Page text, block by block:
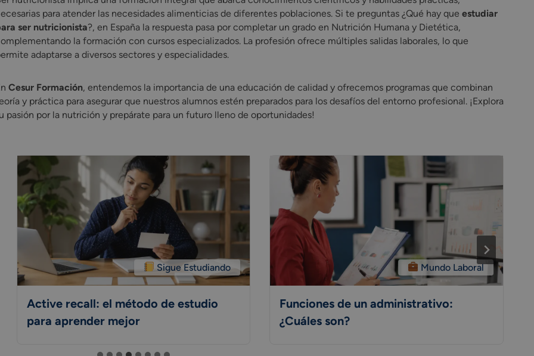
para atender las necesidades alimenticias de diferentes poblaciones. Si te preguntas ¿Qué hay que estudiar
ser nutricionista?, en España la respuesta pasa por completar un grado en Nutrición Humana y Dietética,
la formación con cursos especializados. La profesión ofrece múltiples salidas laborales, lo que
adaptarse a diversos sectores y especialidades.
Cesur Formación, entendemos la importancia de una educación de calidad y ofrecemos programas que combinan
y práctica para asegurar que nuestros alumnos estén preparados para los desafíos del entorno profesional. ¡Explora
pasión por la nutrición y prepárate para un futuro lleno de oportunidades!
Sigue Estudiando
Active recall: el método de estudio
para aprender mejor
Mundo Laboral
Funciones de un administrativo:
¿Cuáles son?